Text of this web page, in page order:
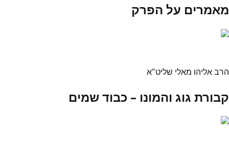
מאמרים על הפרק
הרב אליהו מאלי שליט"א
קבורת גוג והמונו – כבוד שמים